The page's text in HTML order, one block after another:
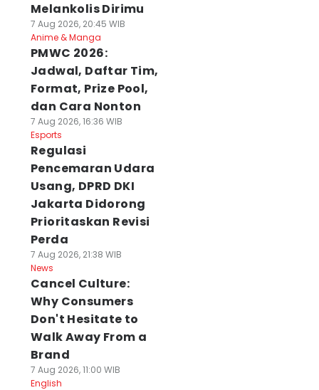
Melankolis Dirimu
7 Aug 2026, 20:45 WIB
Anime & Manga
PMWC 2026:
Jadwal, Daftar Tim,
Format, Prize Pool,
dan Cara Nonton
7 Aug 2026, 16:36 WIB
Esports
Regulasi
Pencemaran Udara
Usang, DPRD DKI
Jakarta Didorong
Prioritaskan Revisi
Perda
7 Aug 2026, 21:38 WIB
News
Cancel Culture:
Why Consumers
Don't Hesitate to
Walk Away From a
Brand
7 Aug 2026, 11:00 WIB
English